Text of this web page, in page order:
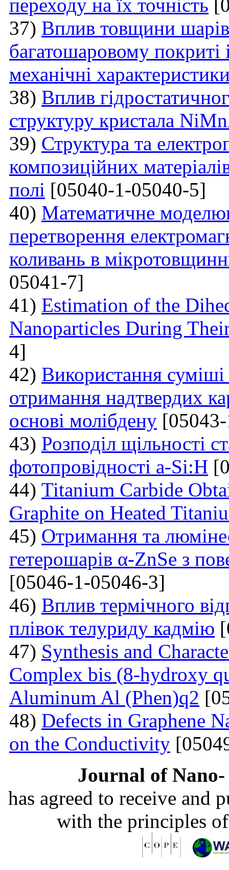
переходу на їх точність
37) Вплив товщини
багатошаровому покриті
механічні
38) Вплив
структуру кристала
39) Структура та
композиційних
полі [05040-1-05040-5]
40) Математичне
перетворення
коливань в
05041-7]
41) Estimation of the
Nanoparticles During
4]
42) Використання
отримання надтвердих
основі молібдену
43) Розподіл щільності
фотопровідності a-Si:H
44) Titanium Carbide
Graphite on Heated
45) Отримання та
гетерошарів α-ZnSe з
[05046-1-05046-3]
46) Вплив термічного
плівок телуриду кадмію
47) Synthesis and
Complex bis (8-hydroxy
Aluminum Al (Phen)q2
48) Defects in Graphene
on the Conductivity
Journal of
has agreed to receive and
with the principles